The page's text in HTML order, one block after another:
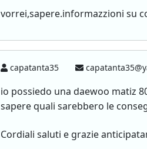
vorrei,sapere.informazzioni su
capatanta35
io possiedo una daewoo matiz
sapere quali sarebbero le
Cordiali saluti e grazie